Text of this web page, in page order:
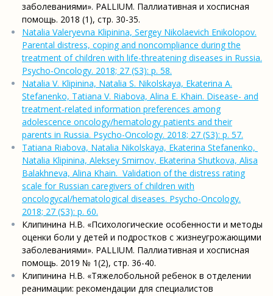
заболеваниями». PALLIUM. Паллиативная и хосписная
помощь. 2018 (1), стр. 30-35.
Natalia Valeryevna Klipinina, Sergey Nikolaevich Enikolopov.
Parental distress, coping and noncompliance during the
treatment of children with life-threatening diseases in Russia.
Psycho-Oncology. 2018; 27 (S3): p. 58.
Natalia V. Klipinina, Natalia S. Nikolskaya, Ekaterina A.
Stefanenko, Tatiana V. Riabova, Alina E. Khain. Disease- and
treatment-related information preferences among
adolescence oncology/hematology patients and their
parents in Russia. Psycho-Oncology. 2018; 27 (S3): p. 57.
Tatiana Riabova, Natalia Nikolskaya, Ekaterina Stefanenko,
Natalia Klipinina, Aleksey Smirnov, Ekaterina Shutkova, Alisa
Balakhneva, Alina Khain. Validation of the distress rating
scale for Russian caregivers of children with
oncologycal/hematological diseases. Psycho-Oncology.
2018; 27 (S3): p. 60.
Клипинина Н.В. «Психологические особенности и методы
оценки боли у детей и подростков с жизнеугрожающими
заболеваниями». PALLIUM. Паллиативная и хосписная
помощь. 2019 № 1(2), стр. 36-40.
Клипинина Н.В. «Тяжелобольной ребенок в отделении
реанимации: рекомендации для специалистов